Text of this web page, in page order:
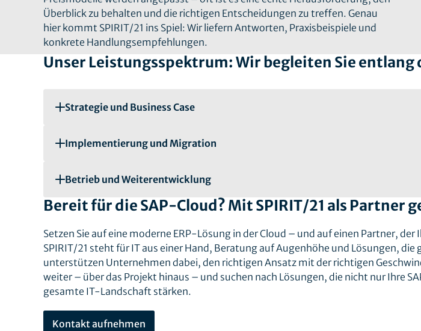
Überblick zu behalten und die richtigen Entscheidungen zu treffen. Genau
hier kommt SPIRIT/21 ins Spiel: Wir liefern Antworten, Praxisbeispiele und
konkrete Handlungsempfehlungen.
Unser Leistungsspektrum: Wir begleiten Sie
Strategie und Business Case
Implementierung und Migration
Betrieb und Weiterentwicklung
Bereit für die SAP-Cloud? Mit SPIRIT/21 als Partner
Setzen Sie auf eine moderne ERP-Lösung in der Cloud – und auf einen Partner,
SPIRIT/21 steht für IT aus einer Hand, Beratung auf Augenhöhe und Lösungen, die
unterstützen Unternehmen dabei, den richtigen Ansatz mit der richtigen
weiter – über das Projekt hinaus – und suchen nach Lösungen, die nicht nur Ihre
gesamte IT-Landschaft stärken.
Kontakt aufnehmen